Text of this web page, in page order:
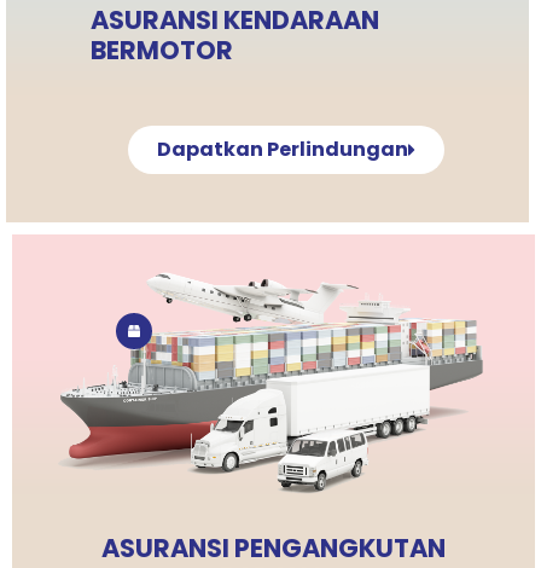
ASURANSI KENDARAAN
BERMOTOR
Dapatkan Perlindungan
ASURANSI PENGANGKUTAN